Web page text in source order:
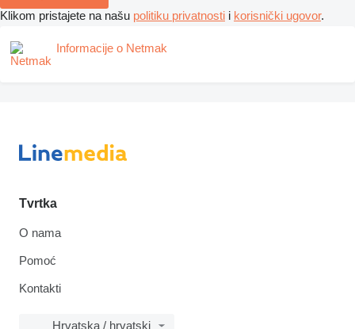
Klikom pristajete na našu politiku privatnosti i korisnički ugovor.
Informacije o Netmak
Tvrtka
O nama
Pomoć
Kontakti
Hrvatska / hrvatski